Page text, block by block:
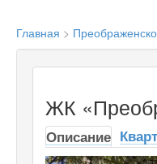
Главная >
ЖК
Описание